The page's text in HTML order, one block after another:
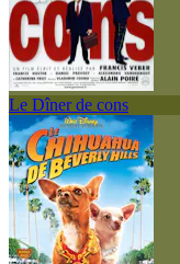
Le Dîner de cons